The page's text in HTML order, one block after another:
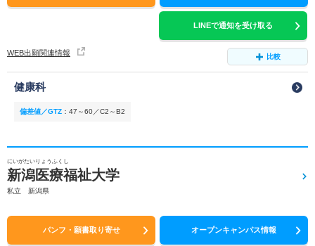
LINEで通知を受け取る
WEB出願関連情報 比較
健康科
偏差値／GTZ ： 47～60／C2～B2
にいがたいりょうふくし
新潟医療福祉大学
私立 新潟県
パンフ・願書取り寄せ オープンキャンパス情報